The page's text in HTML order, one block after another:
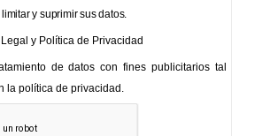
y suprimir sus datos.
y Política de Privacidad
de datos con fines publicitarios tal
la política de privacidad.